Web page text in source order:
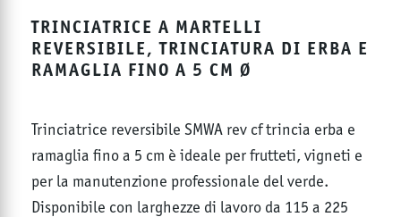
TRINCIATRICE A MARTELLI
REVERSIBILE, TRINCIATURA DI ERBA E
RAMAGLIA FINO A 5 CM Ø
Trinciatrice reversibile SMWA rev cf trincia erba e
ramaglia fino a 5 cm è ideale per frutteti, vigneti e
per la manutenzione professionale del verde.
Disponibile con larghezze di lavoro da 115 a 225